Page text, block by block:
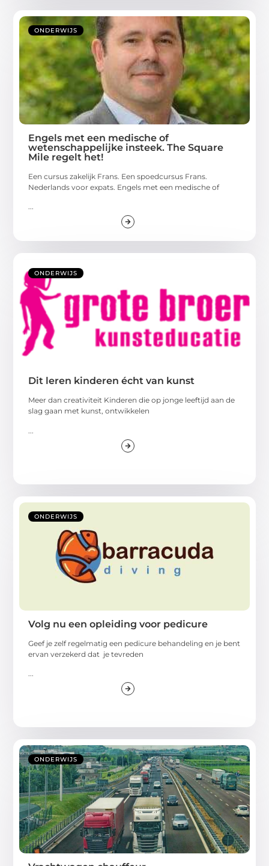
ONDERWIJS
Engels met een medische of
wetenschappelijke insteek. The Square
Mile regelt het!
Een cursus zakelijk Frans. Een spoedcursus Frans.
Nederlands voor expats. Engels met een medische of
...
ONDERWIJS
Dit leren kinderen écht van kunst
Meer dan creativiteit Kinderen die op jonge leeftijd aan de
slag gaan met kunst, ontwikkelen
ONDERWIJS
Volg nu een opleiding voor pedicure
Geef je zelf regelmatig een pedicure behandeling en je bent
ervan verzekerd dat je tevreden
ONDERWIJS